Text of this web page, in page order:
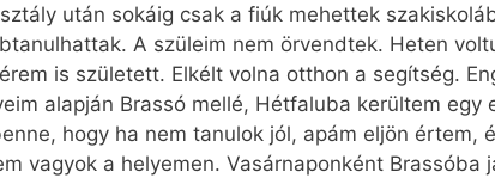
után sokáig csak a fiúk mehettek
A szüleim nem örvendtek. Heten
is született. Elkélt volna otthon a segítség.
alapján Brassó mellé, Hétfaluba kerültem
hogy ha nem tanulok jól, apám eljön
vagyok a helyemen. Vasárnaponként